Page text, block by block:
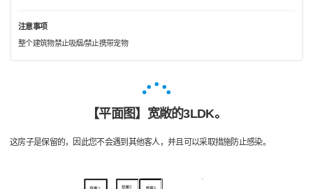
注意事项
整个建筑物禁止吸烟/禁止携带宠物
【平面图】宽敞的3LDK。
这房子是保留的，因此您不会遇到其他客人，并且可以采取措施防止感染。